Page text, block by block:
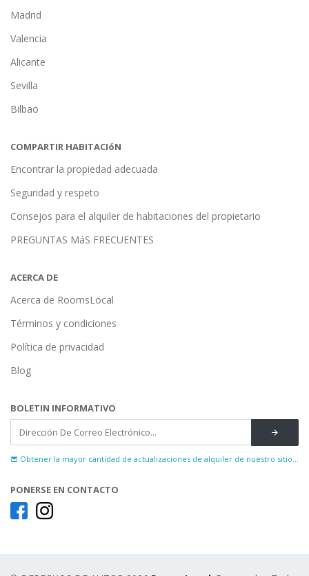
Madrid
Valencia
Alicante
Sevilla
Bilbao
COMPARTIR HABITACIóN
Encontrar la propiedad adecuada
Seguridad y respeto
Consejos para el alquiler de habitaciones del propietario
PREGUNTAS MáS FRECUENTES
ACERCA DE
Acerca de RoomsLocal
Términos y condiciones
Política de privacidad
Blog
BOLETIN INFORMATIVO
Obtener la mayor cantidad de actualizaciones de alquiler de nuestro sitio...
PONERSE EN CONTACTO